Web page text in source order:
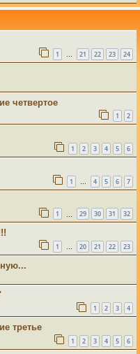
1 … 21 22 23 24
четвертое
1 2
1 2 3 4 5 6
1 … 4 5 6 7
1 29 30 31 32
1 … 20 21 22 23
1 2 3 4
третье
1 2 3 4 5 6